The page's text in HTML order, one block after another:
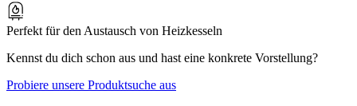
Perfekt für den Austausch von Heizkesseln
Kennst du dich schon aus und hast eine konkrete Vorstellung?
Probiere unsere Produktsuche aus